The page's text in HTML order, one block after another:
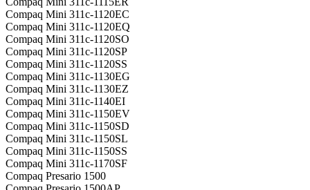
Compaq Mini 311c-1120EC
Compaq Mini 311c-1120EQ
Compaq Mini 311c-1120SO
Compaq Mini 311c-1120SP
Compaq Mini 311c-1120SS
Compaq Mini 311c-1130EG
Compaq Mini 311c-1130EZ
Compaq Mini 311c-1140EI
Compaq Mini 311c-1150EV
Compaq Mini 311c-1150SD
Compaq Mini 311c-1150SL
Compaq Mini 311c-1150SS
Compaq Mini 311c-1170SF
Compaq Presario 1500